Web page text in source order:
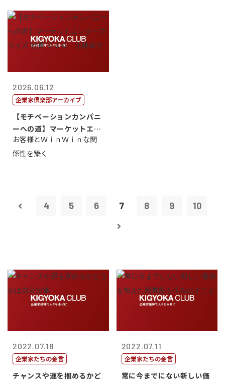
2026.06.12
企業家倶楽部アーカイブ
【モチベーションカンパニ
ーへの道】マーケットエン
タープライズ...
お客様とＷｉｎＷｉｎな関
係性を築く
4 5 6 7 8 9 10
2022.07.18
企業家たちの金言
チャンスや運を掴めるかど
2022.07.11
企業家たちの金言
常に今までにない新しい価